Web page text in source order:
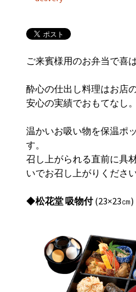
ご来賓様用のお弁当で喜
酔心の仕出し料理はお店
安心の実績でおもてなし。
温かいお吸い物を保温ポ
す。
召し上がられる直前に具
いでお召し上がりください
◆松花堂 吸物付 (23×23